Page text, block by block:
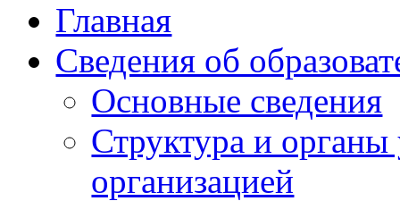
Главная
Сведения об
Основные сведения
Структура и органы
организацией